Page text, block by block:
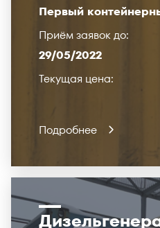
Первый
Приём заявок до:
29/05/2022
Текущая цена:
Подробнее